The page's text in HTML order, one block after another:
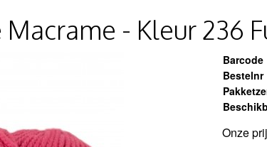
- Kleur 236
Barcode
Bestelnr
Onze